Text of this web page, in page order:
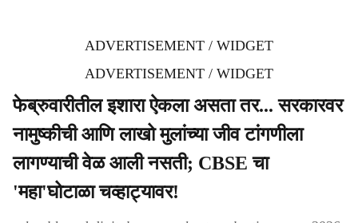
ADVERTISEMENT / WIDGET
ADVERTISEMENT / WIDGET
फेब्रुवारीतील इशारा ऐकला असता तर... सरकारवर
नामुष्कीची आणि लाखो मुलांच्या जीव टांगणीला
लागण्याची वेळ आली नसती; CBSE चा
'महा'घोटाळा चव्हाट्यावर!